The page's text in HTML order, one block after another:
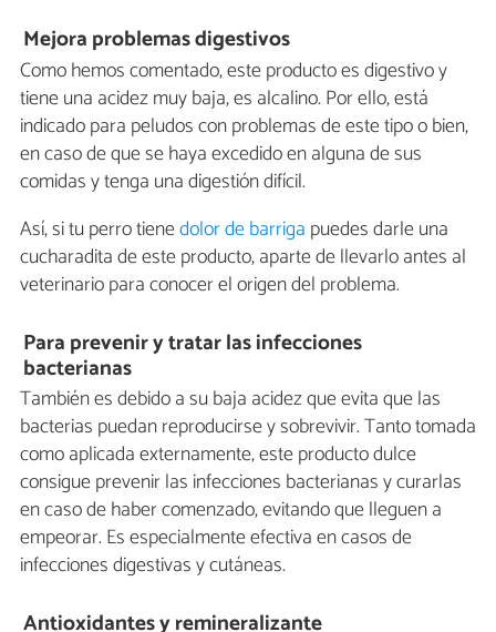
Mejora problemas digestivos
Como hemos comentado, este producto es digestivo y
tiene una acidez muy baja, es alcalino. Por ello, está
indicado para peludos con problemas de este tipo o bien,
en caso de que se haya excedido en alguna de sus
comidas y tenga una digestión difícil.
Así, si tu perro tienedolor de barriga puedes darle una
cucharadita de este producto, aparte de llevarlo antes al
veterinario para conocer el origen del problema.
Para prevenir y tratar las infecciones
bacterianas
También es debido a su baja acidez que evita que las
bacterias puedan reproducirse y sobrevivir. Tanto tomada
como aplicada externamente, este producto dulce
consigue prevenir las infecciones bacterianas y curarlas
en caso de haber comenzado, evitando que lleguen a
empeorar. Es especialmente efectiva en casos de
infecciones digestivas y cutáneas.
Antioxidantes y remineralizante